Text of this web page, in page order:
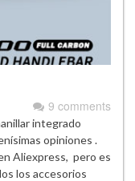
9 comments
integrado
opiniones .
Aliexpress, pero es
los accesorios